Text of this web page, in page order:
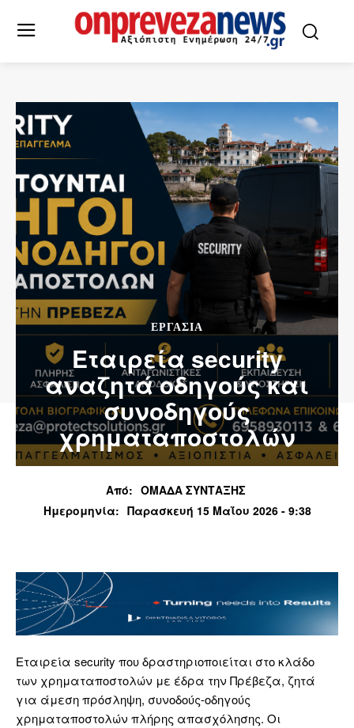
ΕΡΓΑΣΙΑ
Εταιρεία security
αναζητά οδηγούς και
συνοδηγούς
χρηματαποστολών
Από: ΟΜΑΔΑ ΣΥΝΤΑΞΗΣ
Ημερομηνία: Παρασκευή 15 Μαΐου 2026 - 9:38
Εταιρεία security που δραστηριοποιείται στο κλάδο
των χρηματαποστολών με έδρα την Πρέβεζα, ζητά
για άμεση πρόσληψη, συνοδούς-οδηγούς
χρηματαποστολών πλήρης απασχόλησης. Οι